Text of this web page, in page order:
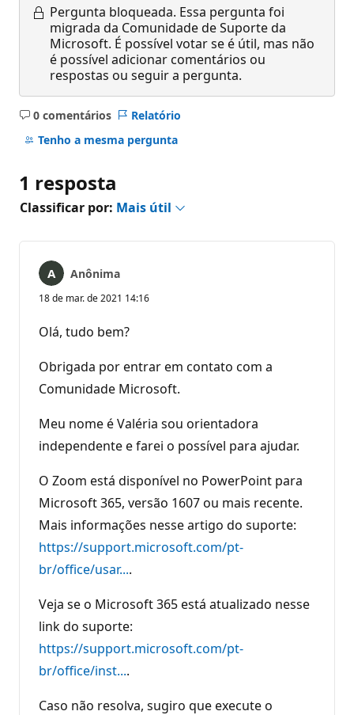
Pergunta bloqueada. Essa pergunta foi
migrada da Comunidade de Suporte da
Microsoft. É possível votar se é útil, mas não
é possível adicionar comentários ou
respostas ou seguir a pergunta.
0 comentários
Sem
comentários
Relatório
Tenho a mesma pergunta
1 resposta
Classificar por: Mais útil
Anônima
18 de mar. de 2021 14:16
Olá, tudo bem?
Obrigada por entrar em contato com a
Comunidade Microsoft.
Meu nome é Valéria sou orientadora
independente e farei o possível para ajudar.
O Zoom está disponível no PowerPoint para
Microsoft 365, versão 1607 ou mais recente.
Mais informações nesse artigo do suporte:
https://support.microsoft.com/pt-
br/office/usar....
Veja se o Microsoft 365 está atualizado nesse
link do suporte:
https://support.microsoft.com/pt-
br/office/inst....
Caso não resolva, sugiro que execute o